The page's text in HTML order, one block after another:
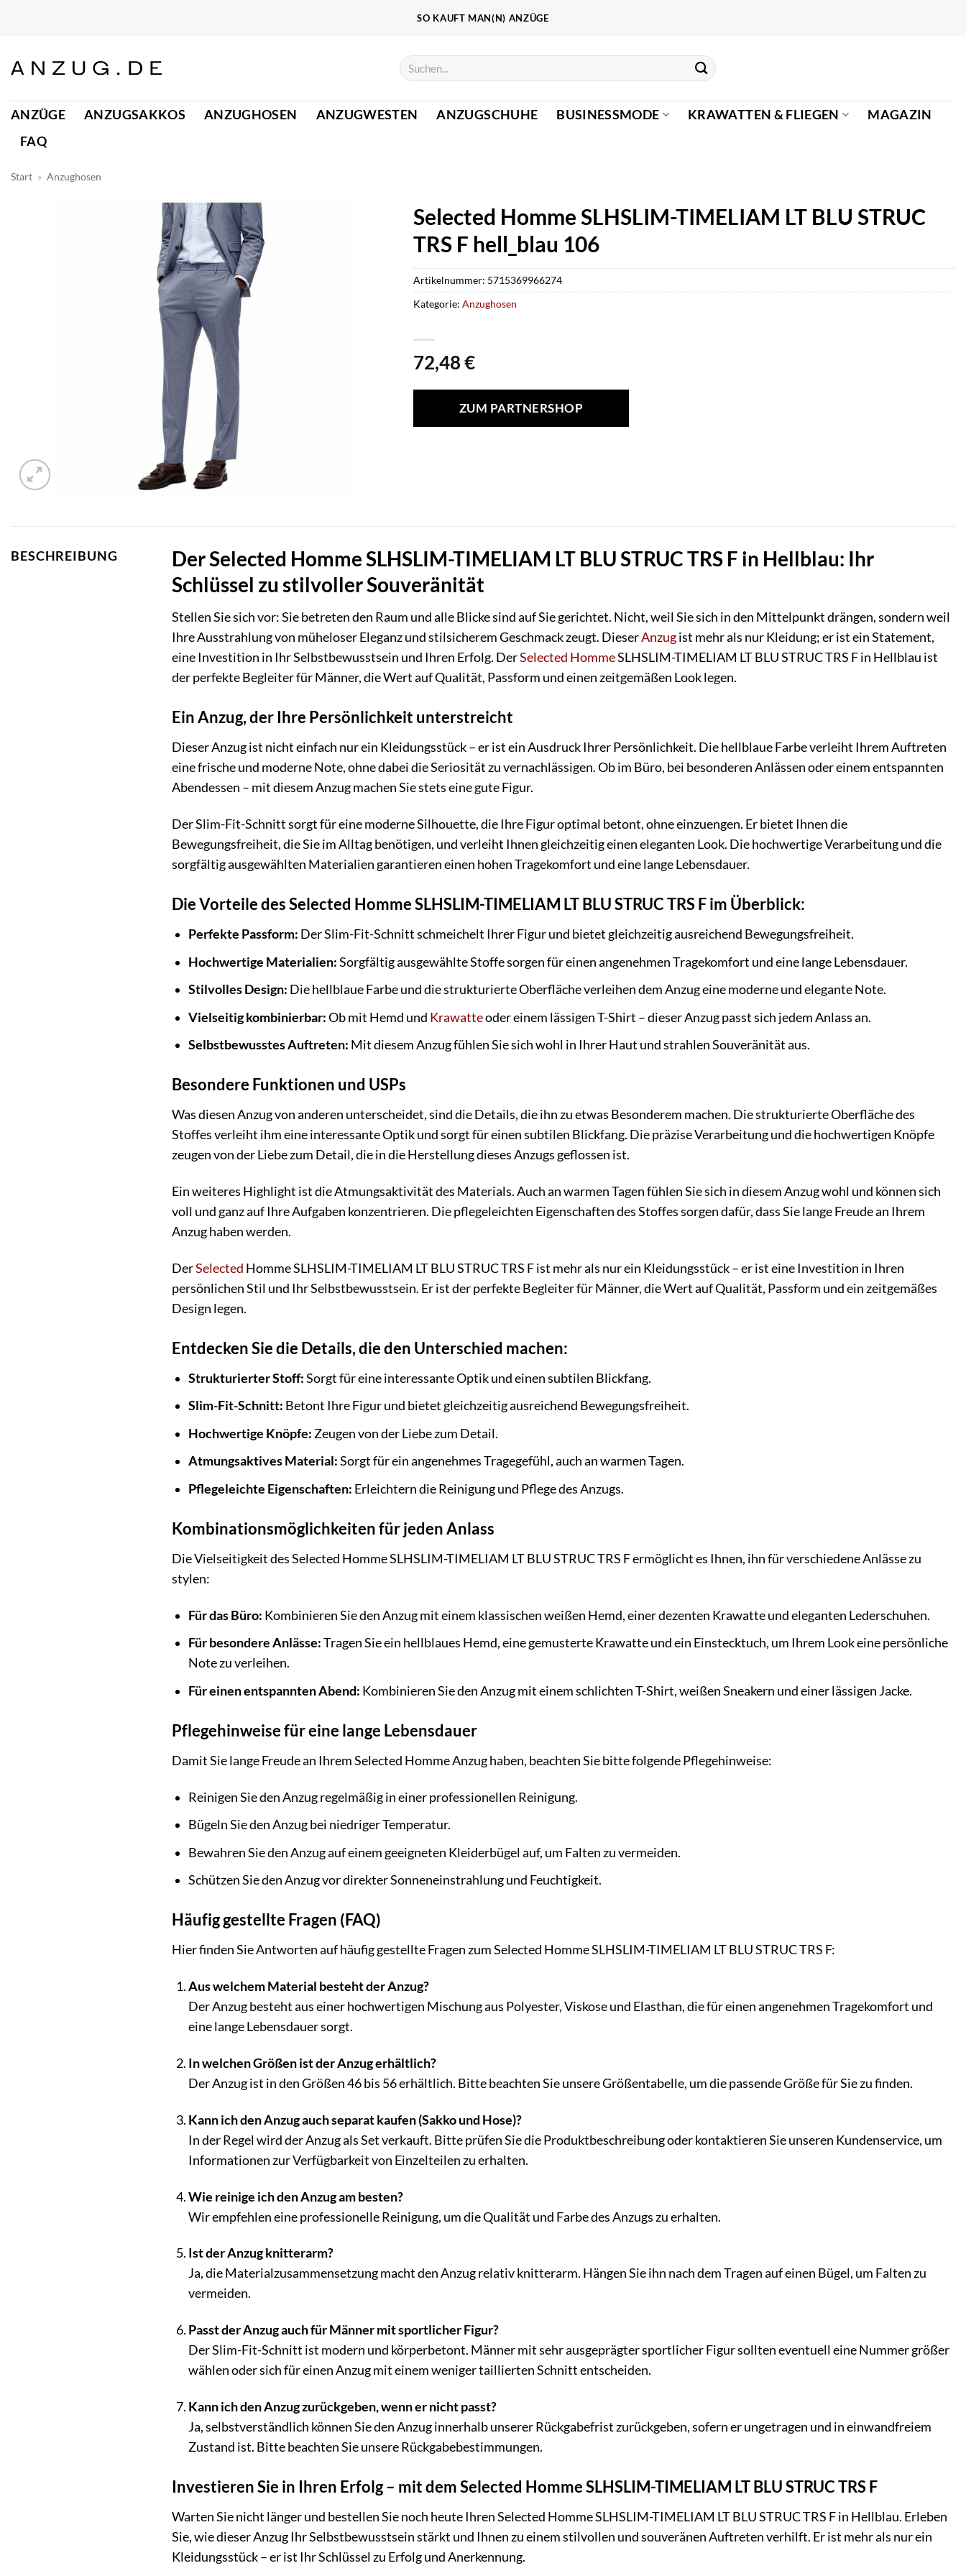
SO KAUFT MAN(N) ANZÜGE
Suchen
nach:
ANZÜGE ANZUGSAKKOS ANZUGHOSEN ANZUGWESTEN ANZUGSCHUHE BUSINESSMODE KRAWATTEN & FLIEGEN
MAGAZIN
FAQ
Start » Anzughosen
Selected Homme SLHSLIM-TIMELIAM LT BLU STRUC
TRS F hell_blau 106
72,48€
ZUM PARTNERSHOP
Artikelnummer: 5715369966274
Kategorie: Anzughosen
BESCHREIBUNG
Der Selected Homme SLHSLIM-TIMELIAM LT BLU STRUC TRS F in Hellblau: Ihr
Schlüssel zu stilvoller Souveränität
Stellen Sie sich vor: Sie betreten den Raum und alle Blicke sind auf Sie gerichtet. Nicht, weil Sie sich in den Mittelpunkt drängen, sondern weil
Ihre Ausstrahlung von müheloser Eleganz und stilsicherem Geschmack zeugt. DieserAnzugist mehr als nur Kleidung; er ist ein Statement,
eine Investition in Ihr Selbstbewusstsein und Ihren Erfolg. DerSelected HommeSLHSLIM-TIMELIAM LT BLU STRUC TRS F in Hellblau ist
der perfekte Begleiter für Männer, die Wert auf Qualität, Passform und einen zeitgemäßen Look legen.
Ein Anzug, der Ihre Persönlichkeit unterstreicht
Dieser Anzug ist nicht einfach nur ein Kleidungsstück – er ist ein Ausdruck Ihrer Persönlichkeit. Die hellblaue Farbe verleiht Ihrem Auftreten
eine frische und moderne Note, ohne dabei die Seriosität zu vernachlässigen. Ob im Büro, bei besonderen Anlässen oder einem entspannten
Abendessen – mit diesem Anzug machen Sie stets eine gute Figur.
Der Slim-Fit-Schnitt sorgt für eine moderne Silhouette, die Ihre Figur optimal betont, ohne einzuengen. Er bietet Ihnen die
Bewegungsfreiheit, die Sie im Alltag benötigen, und verleiht Ihnen gleichzeitig einen eleganten Look. Die hochwertige Verarbeitung und die
sorgfältig ausgewählten Materialien garantieren einen hohen Tragekomfort und eine lange Lebensdauer.
Die Vorteile des Selected Homme SLHSLIM-TIMELIAM LT BLU STRUC TRS F im Überblick:
Perfekte Passform: Der Slim-Fit-Schnitt schmeichelt Ihrer Figur und bietet gleichzeitig ausreichend Bewegungsfreiheit.
Hochwertige Materialien:Sorgfältig ausgewählte Stoffe sorgen für einen angenehmen Tragekomfort und eine lange Lebensdauer.
Stilvolles Design: Die hellblaue Farbe und die strukturierte Oberfläche verleihen dem Anzug eine moderne und elegante Note.
Vielseitig kombinierbar:Ob mit Hemd und Krawatteoder einem lässigen T-Shirt – dieser Anzug passt sich jedem Anlass an.
Selbstbewusstes Auftreten: Mit diesem Anzug fühlen Sie sich wohl in Ihrer Haut und strahlen Souveränität aus.
Besondere Funktionen und USPs
Was diesen Anzug von anderen unterscheidet, sind die Details, die ihn zu etwas Besonderem machen. Die strukturierte Oberfläche des
Stoffes verleiht ihm eine interessante Optik und sorgt für einen subtilen Blickfang. Die präzise Verarbeitung und die hochwertigen Knöpfe
zeugen von der Liebe zum Detail, die in die Herstellung dieses Anzugs geflossen ist.
Ein weiteres Highlight ist die Atmungsaktivität des Materials. Auch an warmen Tagen fühlen Sie sich in diesem Anzug wohl und können sich
voll und ganz auf Ihre Aufgaben konzentrieren. Die pflegeleichten Eigenschaften des Stoffes sorgen dafür, dass Sie lange Freude an Ihrem
Anzug haben werden.
DerSelected Homme SLHSLIM-TIMELIAM LT BLU STRUC TRS F ist mehr als nur ein Kleidungsstück – er ist eine Investition in Ihren
persönlichen Stil und Ihr Selbstbewusstsein. Er ist der perfekte Begleiter für Männer, die Wert auf Qualität, Passform und ein zeitgemäßes
Design legen.
Entdecken Sie die Details, die den Unterschied machen:
Strukturierter Stoff:Sorgt für eine interessante Optik und einen subtilen Blickfang.
Slim-Fit-Schnitt: Betont Ihre Figur und bietet gleichzeitig ausreichend Bewegungsfreiheit.
Hochwertige Knöpfe: Zeugen von der Liebe zum Detail.
Atmungsaktives Material:Sorgt für ein angenehmes Tragegefühl, auch an warmen Tagen.
Pflegeleichte Eigenschaften: Erleichtern die Reinigung und Pflege des Anzugs.
Kombinationsmöglichkeiten für jeden Anlass
Die Vielseitigkeit des Selected Homme SLHSLIM-TIMELIAM LT BLU STRUC TRS F ermöglicht es Ihnen, ihn für verschiedene Anlässe zu
stylen:
Für das Büro: Kombinieren Sie den Anzug mit einem klassischen weißen Hemd, einer dezenten Krawatte und eleganten Lederschuhen.
Für besondere Anlässe:Tragen Sie ein hellblaues Hemd, eine gemusterte Krawatte und ein Einstecktuch, um Ihrem Look eine persönliche
Note zu verleihen.
Für einen entspannten Abend: Kombinieren Sie den Anzug mit einem schlichten T-Shirt, weißen Sneakern und einer lässigen Jacke.
Pflegehinweise für eine lange Lebensdauer
Damit Sie lange Freude an Ihrem Selected Homme Anzug haben, beachten Sie bitte folgende Pflegehinweise:
Reinigen Sie den Anzug regelmäßig in einer professionellen Reinigung.
Bügeln Sie den Anzug bei niedriger Temperatur.
Bewahren Sie den Anzug auf einem geeigneten Kleiderbügel auf, um Falten zu vermeiden.
Schützen Sie den Anzug vor direkter Sonneneinstrahlung und Feuchtigkeit.
Häufig gestellte Fragen (FAQ)
Hier finden Sie Antworten auf häufig gestellte Fragen zum Selected Homme SLHSLIM-TIMELIAM LT BLU STRUC TRS F:
Aus welchem Material besteht der Anzug?
Der Anzug besteht aus einer hochwertigen Mischung aus Polyester, Viskose und Elasthan, die für einen angenehmen Tragekomfort und
eine lange Lebensdauer sorgt.
In welchen Größen ist der Anzug erhältlich?
Der Anzug ist in den Größen 46 bis 56 erhältlich. Bitte beachten Sie unsere Größentabelle, um die passende Größe für Sie zu finden.
Kann ich den Anzug auch separat kaufen (Sakko und Hose)?
In der Regel wird der Anzug als Set verkauft. Bitte prüfen Sie die Produktbeschreibung oder kontaktieren Sie unseren Kundenservice, um
Informationen zur Verfügbarkeit von Einzelteilen zu erhalten.
Wie reinige ich den Anzug am besten?
Wir empfehlen eine professionelle Reinigung, um die Qualität und Farbe des Anzugs zu erhalten.
Ist der Anzug knitterarm?
Ja, die Materialzusammensetzung macht den Anzug relativ knitterarm. Hängen Sie ihn nach dem Tragen auf einen Bügel, um Falten zu
vermeiden.
Passt der Anzug auch für Männer mit sportlicher Figur?
Der Slim-Fit-Schnitt ist modern und körperbetont. Männer mit sehr ausgeprägter sportlicher Figur sollten eventuell eine Nummer größer
wählen oder sich für einen Anzug mit einem weniger taillierten Schnitt entscheiden.
Kann ich den Anzug zurückgeben, wenn er nicht passt?
Ja, selbstverständlich können Sie den Anzug innerhalb unserer Rückgabefrist zurückgeben, sofern er ungetragen und in einwandfreiem
Zustand ist. Bitte beachten Sie unsere Rückgabebestimmungen.
Investieren Sie in Ihren Erfolg – mit dem Selected Homme SLHSLIM-TIMELIAM LT BLU STRUC TRS F
Warten Sie nicht länger und bestellen Sie noch heute Ihren Selected Homme SLHSLIM-TIMELIAM LT BLU STRUC TRS F in Hellblau. Erleben
Sie, wie dieser Anzug Ihr Selbstbewusstsein stärkt und Ihnen zu einem stilvollen und souveränen Auftreten verhilft. Er ist mehr als nur ein
Kleidungsstück – er ist Ihr Schlüssel zu Erfolg und Anerkennung.